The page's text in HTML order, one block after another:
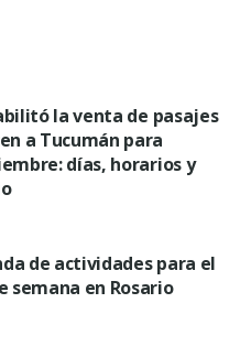
la venta de pasajes
a Tucumán para
días, horarios y
de actividades para el
semana en Rosario